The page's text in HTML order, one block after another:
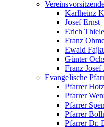
Karlheinz
Josef Ernst
Erich Thiele
Franz
Ewald
Günter
Franz Josef
Evangelische
Pfarrer Hotz
Pfarrer
Pfarrer
Pfarrer
Pfarrer Dr.